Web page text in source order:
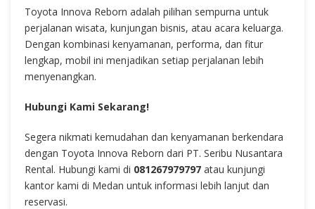
Toyota Innova Reborn adalah pilihan sempurna untuk
perjalanan wisata, kunjungan bisnis, atau acara keluarga.
Dengan kombinasi kenyamanan, performa, dan fitur
lengkap, mobil ini menjadikan setiap perjalanan lebih
menyenangkan.
Hubungi Kami Sekarang!
Segera nikmati kemudahan dan kenyamanan berkendara
dengan Toyota Innova Reborn dari PT. Seribu Nusantara
Rental. Hubungi kami di 081267979797 atau kunjungi
kantor kami di Medan untuk informasi lebih lanjut dan
reservasi.